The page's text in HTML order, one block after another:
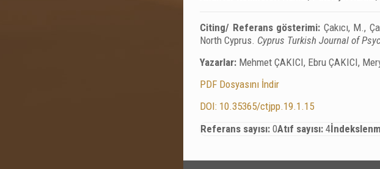
Citing/ Referans gösterimi: Çakıcı, M.,
North Cyprus. Cyprus Turkish Journal of
Yazarlar: Mehmet ÇAKICI, Ebru ÇAKICI,
PDF Dosyasını İndir
DOI: 10.35365/ctjpp.19.1.15
Referans sayısı: 0Atıf sayısı: 4